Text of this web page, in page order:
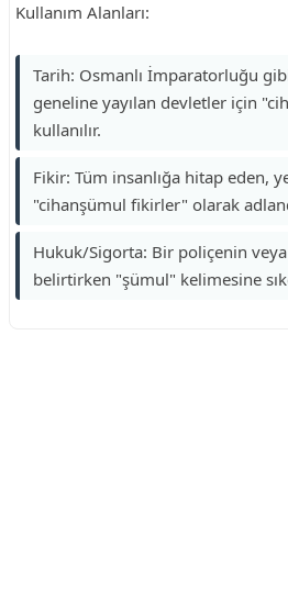
Kullanım Alanları:
Tarih: Osmanlı İmparatorluğu
geneline yayılan devletler için
kullanılır.
Fikir: Tüm insanlığa hitap eden,
"cihanşümul fikirler" olarak
Hukuk/Sigorta: Bir poliçenin veya
belirtirken "şümul" kelimesine